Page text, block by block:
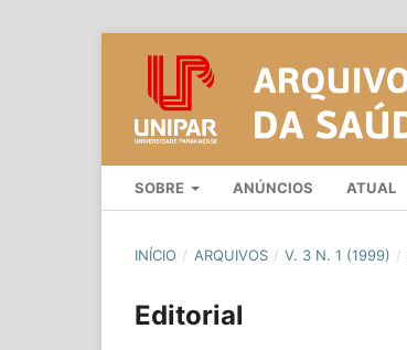
SOBRE ANÚNCIOS ATUAL
INÍCIO / ARQUIVOS / V. 3 N. 1 (1999) /
Editorial